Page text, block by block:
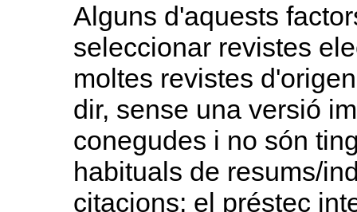
Alguns d'aquests
seleccionar revistes
moltes revistes
dir, sense una versió
conegudes i no són
habituals de resums/
citacions; el préstec